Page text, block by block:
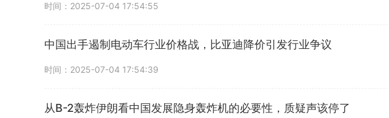
时间：2025-07-04 17:54:55
中国出手遏制电动车行业价格战，比亚迪降价引发行业争议
时间：2025-07-04 17:54:39
从B-2轰炸伊朗看中国发展隐身轰炸机的必要性，质疑声该停了